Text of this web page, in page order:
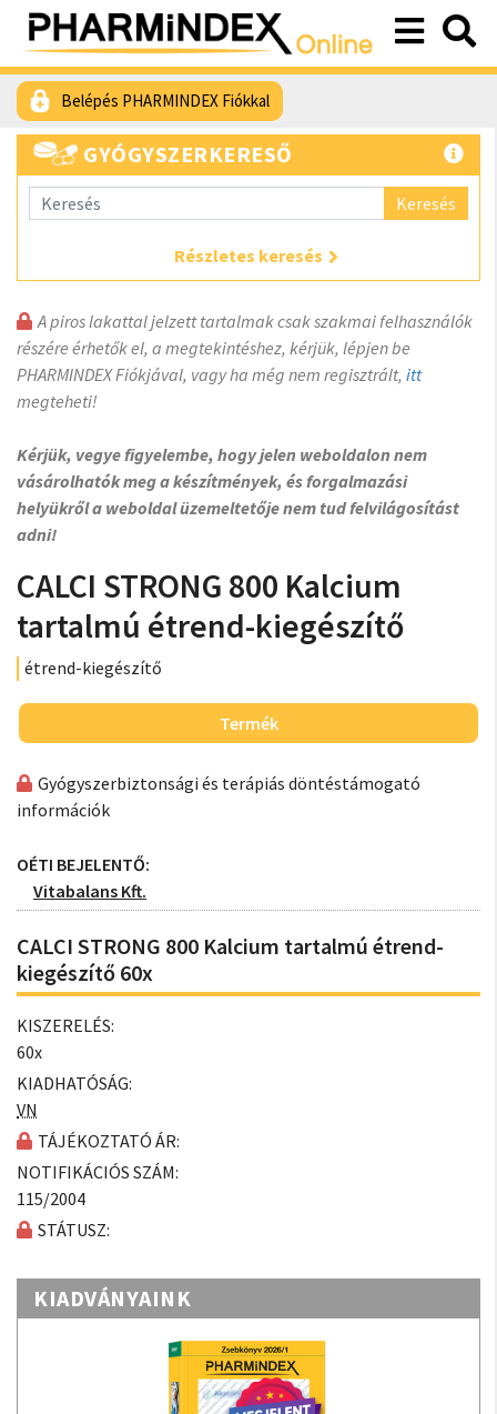
Belépés PHARMINDEX Fiókkal
GYÓGYSZERKERESŐ
Keresés
Részletes keresés
A piros lakattal jelzett tartalmak csak szakmai felhasználók
részére érhetők el, a megtekintéshez, kérjük, lépjen be
PHARMINDEX Fiókjával, vagy ha még nem regisztrált, itt
megteheti!
Kérjük, vegye figyelembe, hogy jelen weboldalon nem
vásárolhatók meg a készítmények, és forgalmazási
helyükről a weboldal üzemeltetője nem tud felvilágosítást
adni!
CALCI STRONG 800 Kalcium
tartalmú étrend-kiegészítő
étrend-kiegészítő
Termék
Gyógyszerbiztonsági és terápiás döntéstámogató
információk
OÉTI BEJELENTŐ:
Vitabalans Kft.
CALCI STRONG 800 Kalcium tartalmú étrend-
kiegészítő 60x
KISZERELÉS:
60x
KIADHATÓSÁG:
VN
TÁJÉKOZTATÓ ÁR:
NOTIFIKÁCIÓS SZÁM:
115/2004
STÁTUSZ:
KIADVÁNYAINK